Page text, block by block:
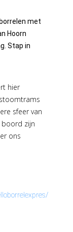
met
Hoorn
Stap in
hier
sfeer van
boord zijn
ons